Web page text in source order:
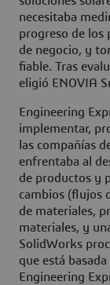
necesitaba
progreso de los
de negocio, y
fiable. Tras
eligió ENOVIA
Engineering
implementar,
las compañías
enfrentaba al
de productos y
cambios (flujos
de materiales,
materiales, y
SolidWorks
que está
Engineering